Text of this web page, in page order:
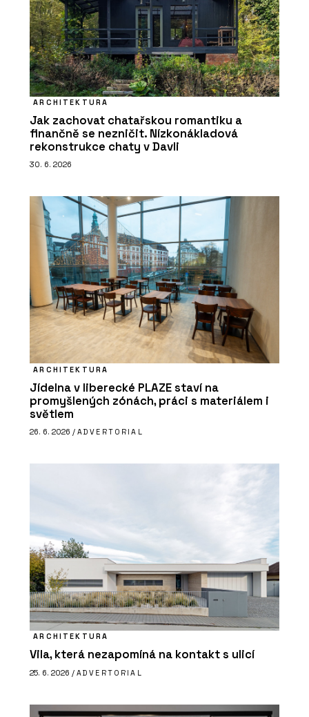
PRODUKTY
PRODUKTY
Bezpečnostní klika GK R8 One S2L -
MP KOVÁNÍ
PRODUKTY
Dveřní klika GK Avus One S2L - MP
KOVÁNÍ
ARCHITEKTURA
Jak zachovat chatařskou romantiku a
finančně se nezničit. Nízkonákladová
rekonstrukce chaty v Davli
30. 6. 2026
ARCHITEKTURA
Jídelna v liberecké PLAZE staví na
promyšlených zónách, práci s materiálem i
světlem
26. 6. 2026 / ADVERTORIAL
ARCHITEKTURA
Vila, která nezapomíná na kontakt s ulicí
25. 6. 2026 / ADVERTORIAL